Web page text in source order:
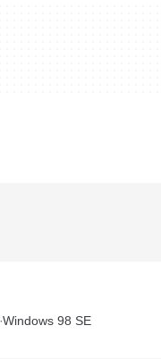
Windows 98 SE